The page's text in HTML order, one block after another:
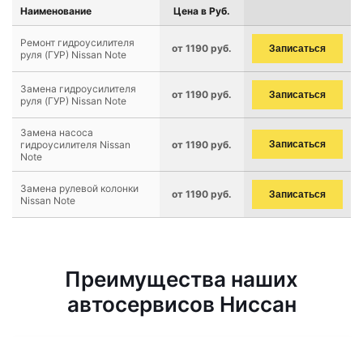
Наименование Цена в Руб.
Ремонт гидроусилителя
руля (ГУР) Nissan Note
от 1190 руб. Записаться
Замена гидроусилителя
руля (ГУР) Nissan Note
от 1190 руб. Записаться
Замена насоса
гидроусилителя Nissan
Note
от 1190 руб. Записаться
Замена рулевой колонки
Nissan Note
от 1190 руб. Записаться
Преимущества наших
автосервисов Ниссан